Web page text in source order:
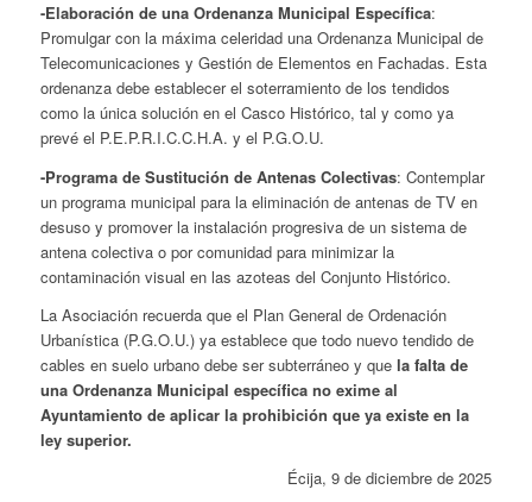
-Elaboración de una Ordenanza Municipal Específica:
Promulgar con la máxima celeridad una Ordenanza Municipal de
Telecomunicaciones y Gestión de Elementos en Fachadas. Esta
ordenanza debe establecer el soterramiento de los tendidos
como la única solución en el Casco Histórico, tal y como ya
prevé el P.E.P.R.I.C.C.H.A. y el P.G.O.U.
-Programa de Sustitución de Antenas Colectivas: Contemplar
un programa municipal para la eliminación de antenas de TV en
desuso y promover la instalación progresiva de un sistema de
antena colectiva o por comunidad para minimizar la
contaminación visual en las azoteas del Conjunto Histórico.
La Asociación recuerda que el Plan General de Ordenación
Urbanística (P.G.O.U.) ya establece que todo nuevo tendido de
cables en suelo urbano debe ser subterráneo y que la falta de
una Ordenanza Municipal específica no exime al
Ayuntamiento de aplicar la prohibición que ya existe en la
ley superior.
Écija, 9 de diciembre de 2025